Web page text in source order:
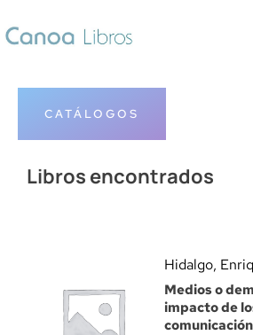
CATÁLOGOS
Libros encontrados
Hidalgo,
Medios o
impacto de
comunicación